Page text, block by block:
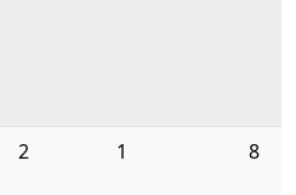
2 1 8